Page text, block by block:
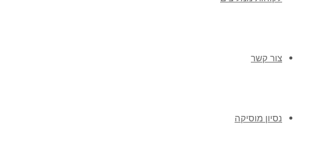
צור קשר
נסיון מוסיקה